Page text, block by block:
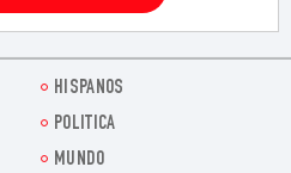
HISPANOS
POLITICA
MUNDO